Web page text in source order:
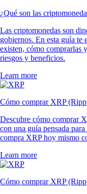
¿Qué son las
Las criptomonedas son
gobiernos. En esta guía
existen, cómo comprarlas
riesgos y beneficios.
Learn more
Cómo comprar XRP
Descubre cómo comprar
con una guía pensada
compra XRP hoy mismo
Learn more
Cómo comprar XRP